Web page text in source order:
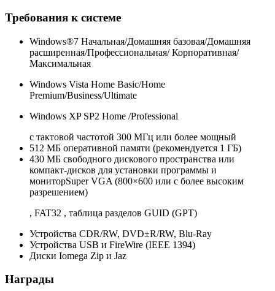
Требования к системе
Windows®7 Начальная/Домашняя базовая/Домашняя
расширенная/Профессиональная/ Корпоративная/
Максимальная
Windows Vista Home Basic/Home
Premium/Business/Ultimate
Windows XP SP2 Home /Professional
с тактовой частотой 300 МГц или более мощный
512 МБ оперативной памяти (рекомендуется 1 ГБ)
430 МБ свободного дискового пространства или
компакт-дисков для установки программы и
мониторSuper VGA (800×600 или с более высоким
разрешением)
, FAT32 , таблица разделов GUID (GPT)
Устройства CDR/RW, DVD±R/RW, Blu-Ray
Устройства USB и FireWire (IEEE 1394)
Диски Iomega Zip и Jaz
Награды